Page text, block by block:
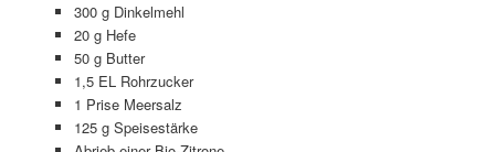
300 g Dinkelmehl
20 g Hefe
50 g Butter
1,5 EL Rohrzucker
1 Prise Meersalz
125 g Speisestärke